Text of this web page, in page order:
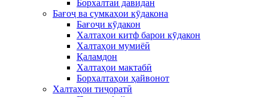
Борхалтаи давидан
Бағоҷ ва сумкаҳои кӯдакона
Бағоҷи кӯдакон
Халтаҳои китф барои кӯдакон
Халтаҳои мумиёӣ
Қаламдон
Халтаҳои мактабӣ
Борхалтаҳои ҳайвонот
Халтаҳои тиҷоратӣ